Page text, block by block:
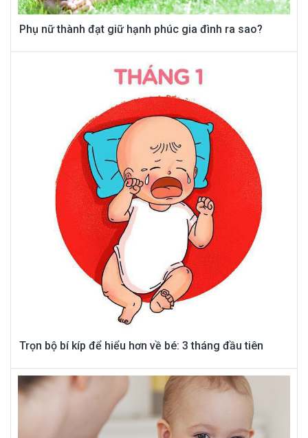
Phụ nữ thành đạt giữ hạnh phúc gia đình ra sao?
Trọn bộ bí kíp để hiểu hơn về bé: 3 tháng đầu tiên